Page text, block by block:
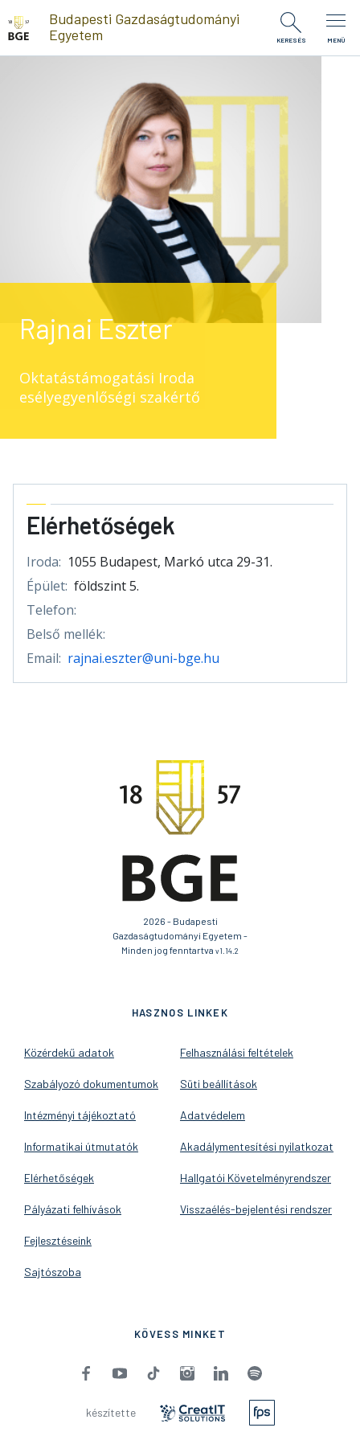
Ugrás a tartalomra
Budapesti Gazdaságtudományi
Egyetem
KERESÉS MENÜ
Rajnai Eszter
Oktatástámogatási Iroda
esélyegyenlőségi szakértő
Elérhetőségek
Iroda: 1055 Budapest, Markó utca 29-31.
Épület: földszint 5.
Telefon:
Belső mellék:
Email: rajnai.eszter@uni-bge.hu
2026 - Budapesti
Gazdaságtudományi Egyetem -
Minden jog fenntartva v1.14.2
HASZNOS LINKEK
Közérdekű adatok
Szabályozó dokumentumok
Intézményi tájékoztató
Informatikai útmutatók
Elérhetőségek
Pályázati felhívások
Fejlesztéseink
Sajtószoba
Felhasználási feltételek
Süti beállítások
Adatvédelem
Akadálymentesítési nyilatkozat
Hallgatói Követelményrendszer
Visszaélés-bejelentési rendszer
KÖVESS MINKET
készítette